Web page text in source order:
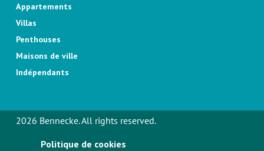
Appartements
Villas
Penthouses
Maisons de ville
Indépendants
2026 Bennecke. All rights reserved.
Politique de cookies